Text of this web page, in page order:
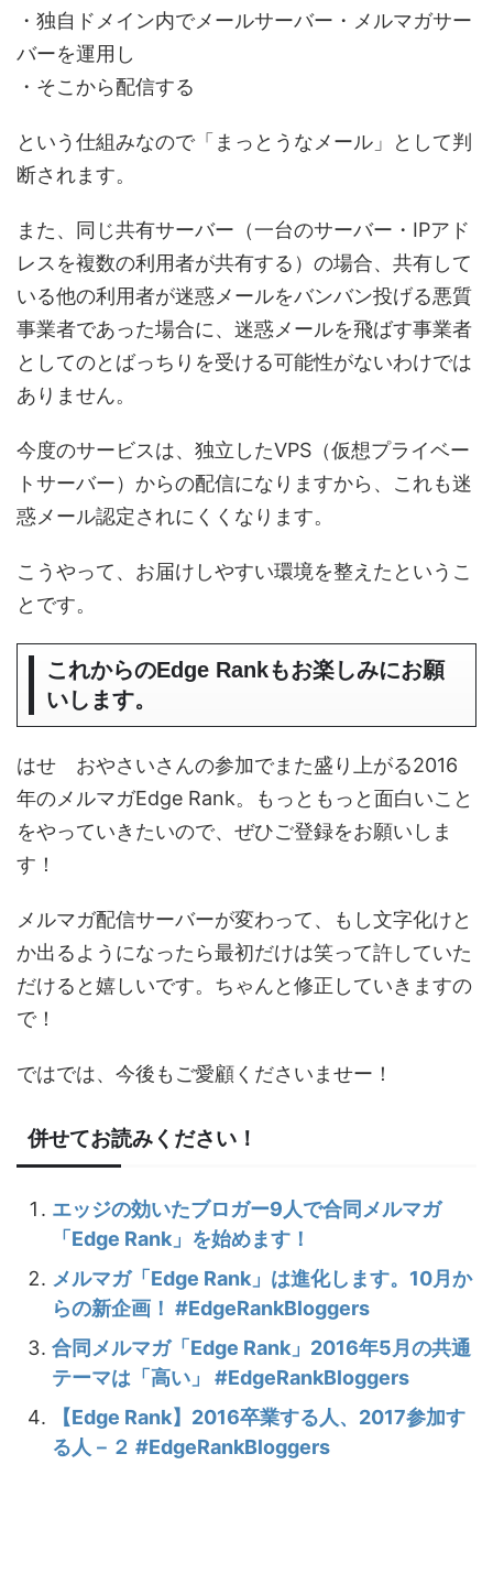
・独自ドメイン内でメールサーバー・メルマガサー
バーを運用し
・そこから配信する
という仕組みなので「まっとうなメール」として判
断されます。
また、同じ共有サーバー（一台のサーバー・IPアド
レスを複数の利用者が共有する）の場合、共有して
いる他の利用者が迷惑メールをバンバン投げる悪質
事業者であった場合に、迷惑メールを飛ばす事業者
としてのとばっちりを受ける可能性がないわけでは
ありません。
今度のサービスは、独立したVPS（仮想プライベー
トサーバー）からの配信になりますから、これも迷
惑メール認定されにくくなります。
こうやって、お届けしやすい環境を整えたというこ
とです。
これからのEdge Rankもお楽しみにお願
いします。
はせ おやさいさんの参加でまた盛り上がる2016
年のメルマガEdge Rank。もっともっと面白いこと
をやっていきたいので、ぜひご登録をお願いしま
す！
メルマガ配信サーバーが変わって、もし文字化けと
か出るようになったら最初だけは笑って許していた
だけると嬉しいです。ちゃんと修正していきますの
で！
ではでは、今後もご愛顧くださいませー！
併せてお読みください！
エッジの効いたブロガー9人で合同メルマガ
「Edge Rank」を始めます！
メルマガ「Edge Rank」は進化します。10月か
らの新企画！ #EdgeRankBloggers
合同メルマガ「Edge Rank」2016年5月の共通
テーマは「高い」 #EdgeRankBloggers
【Edge Rank】2016卒業する人、2017参加す
る人－２ #EdgeRankBloggers